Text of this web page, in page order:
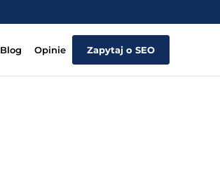
Blog Opinie Zapytaj o SEO